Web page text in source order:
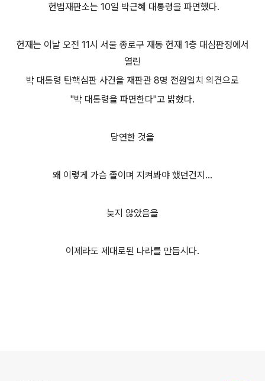
헌법재판소는 10일 박근혜 대통령을 파면했다.
헌재는 이날 오전 11시 서울 종로구 재동 헌재 1층 대심판정에서
열린
박 대통령 탄핵심판 사건을 재판관 8명 전원일치 의견으로
"박 대통령을 파면한다"고 밝혔다.
당연한 것을
왜 이렇게 가슴 졸이며 지켜봐야 했던건지...
늦지 않았음을
이제라도 제대로된 나라를 만듭시다.